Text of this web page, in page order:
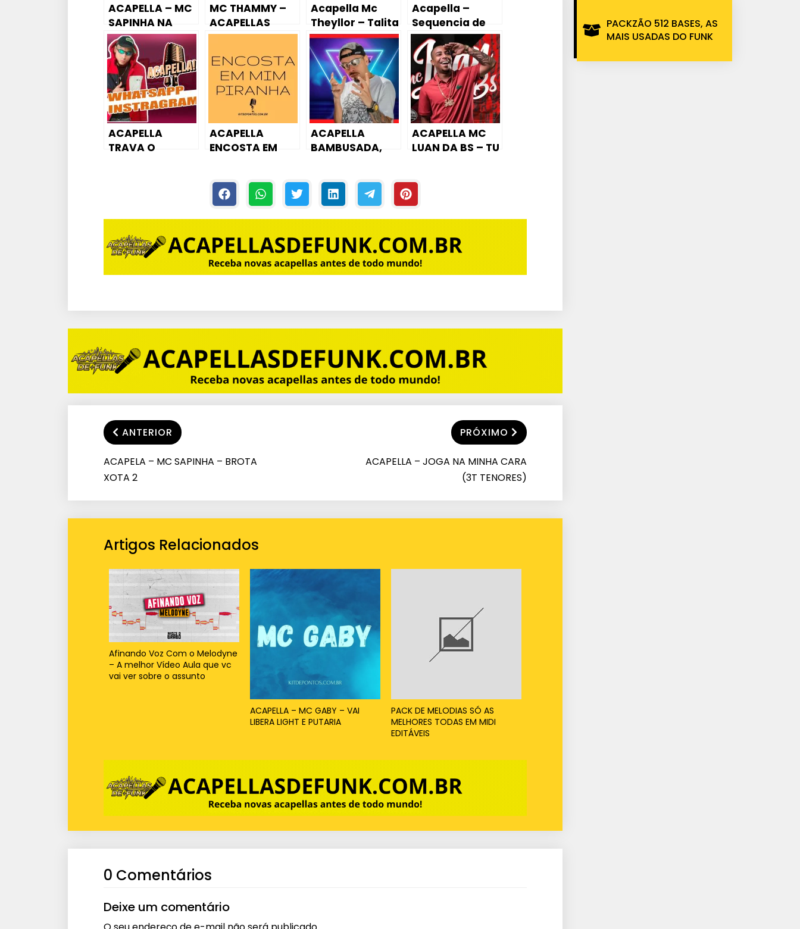
ACAPELLA – MC
SAPINHA NA
ONDA DO BALÃO
2020
MC THAMMY –
ACAPELLAS
BREGA FUNK /
Acapella Mc
Theyllor – Talita
sua Malvada 🔥
Acapella –
Sequencia de
Toma Toma
(EletroFunk)
130BPM – Mc
Leandrinho
ACAPELLA
TRAVA O
CAPITAL
ACAPELLA
ENCOSTA EM
ACAPELLA
BAMBUSADA,
MADAN
ACAPELLA MC
LUAN DA BS – TU
ANTERIOR
ACAPELA – MC SAPINHA – BROTA
XOTA 2
PRÓXIMO
ACAPELLA – JOGA NA MINHA CARA
(3T TENORES)
Artigos Relacionados
Afinando Voz Com o Melodyne
– A melhor Vídeo Aula que vc
vai ver sobre o assunto
ACAPELLA – MC GABY – VAI
LIBERA LIGHT E PUTARIA
PACK DE MELODIAS SÓ AS
MELHORES TODAS EM MIDI
EDITÁVEIS
0 Comentários
Deixe um comentário
PACKZÃO 512 BASES, AS
MAIS USADAS DO FUNK